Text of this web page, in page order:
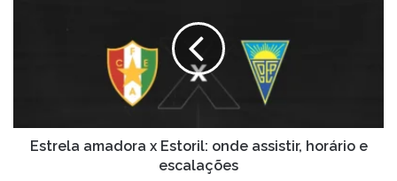
escalações
Estrela amadora x Estoril: onde assistir, horário e
escalações